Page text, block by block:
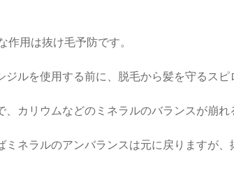
作用は抜け毛予防です。
ルを使用する前に、脱毛から髪を守るスピ
、カリウムなどのミネラルのバランスが崩れ
ミネラルのアンバランスは元に戻りますが、